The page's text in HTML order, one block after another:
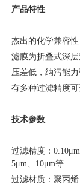
产品特性
杰出的化学兼容
滤膜为折叠式深
压差低，纳污能
有多种过滤精度
技术参数
过滤精度： 0.10μm
5μm、 10μm等
过滤材质：聚丙烯